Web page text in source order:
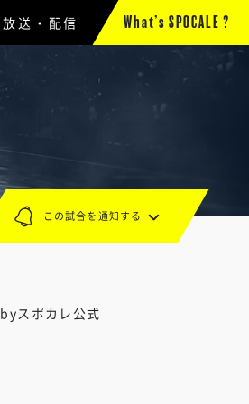
放送・配信 What’s SPOCALE ?
byスポカレ公式
この試合を通知する